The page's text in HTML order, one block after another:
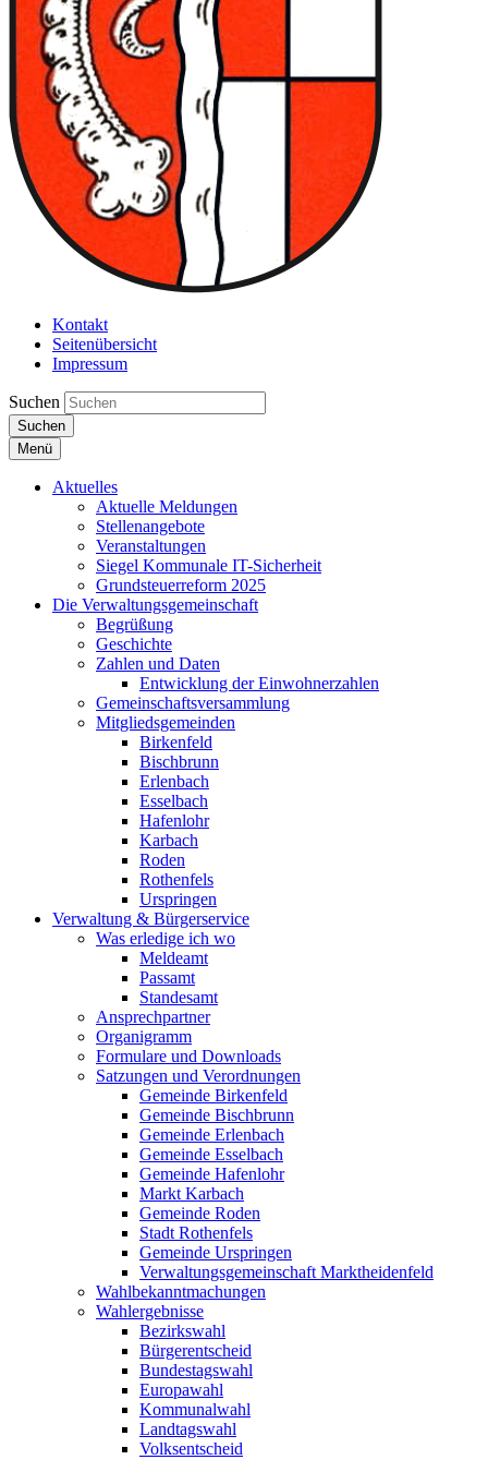
Kontakt
Seitenübersicht
Impressum
Suchen
Suchen
Menü
Aktuelles
Aktuelle Meldungen
Stellenangebote
Veranstaltungen
Siegel Kommunale IT-Sicherheit
Grundsteuerreform 2025
Die Verwaltungsgemeinschaft
Begrüßung
Geschichte
Zahlen und Daten
Entwicklung der Einwohnerzahlen
Gemeinschaftsversammlung
Mitgliedsgemeinden
Birkenfeld
Bischbrunn
Erlenbach
Esselbach
Hafenlohr
Karbach
Roden
Rothenfels
Urspringen
Verwaltung & Bürgerservice
Was erledige ich wo
Meldeamt
Passamt
Standesamt
Ansprechpartner
Organigramm
Formulare und Downloads
Satzungen und Verordnungen
Gemeinde Birkenfeld
Gemeinde Bischbrunn
Gemeinde Erlenbach
Gemeinde Esselbach
Gemeinde Hafenlohr
Markt Karbach
Gemeinde Roden
Stadt Rothenfels
Gemeinde Urspringen
Verwaltungsgemeinschaft Marktheidenfeld
Wahlbekanntmachungen
Wahlergebnisse
Bezirkswahl
Bürgerentscheid
Bundestagswahl
Europawahl
Kommunalwahl
Landtagswahl
Volksentscheid